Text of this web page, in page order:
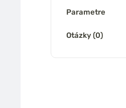
Parametre
Otázky (0)